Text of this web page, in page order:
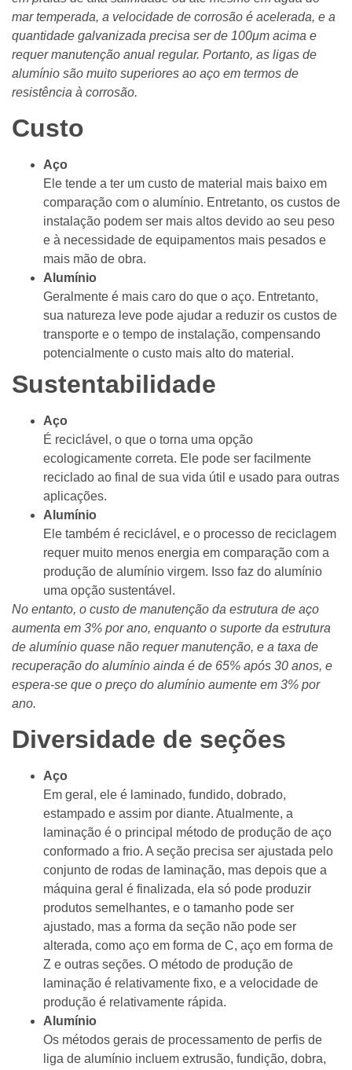
mar temperada, a velocidade de corrosão é acelerada, e a
quantidade galvanizada precisa ser de 100μm acima e
requer manutenção anual regular. Portanto, as ligas de
alumínio são muito superiores ao aço em termos de
resistência à corrosão.
Custo
Aço
Ele tende a ter um custo de material mais baixo em
comparação com o alumínio. Entretanto, os custos de
instalação podem ser mais altos devido ao seu peso
e à necessidade de equipamentos mais pesados e
mais mão de obra.
Alumínio
Geralmente é mais caro do que o aço. Entretanto,
sua natureza leve pode ajudar a reduzir os custos de
transporte e o tempo de instalação, compensando
potencialmente o custo mais alto do material.
Sustentabilidade
Aço
É reciclável, o que o torna uma opção
ecologicamente correta. Ele pode ser facilmente
reciclado ao final de sua vida útil e usado para outras
aplicações.
Alumínio
Ele também é reciclável, e o processo de reciclagem
requer muito menos energia em comparação com a
produção de alumínio virgem. Isso faz do alumínio
uma opção sustentável.
No entanto, o custo de manutenção da estrutura de aço
aumenta em 3% por ano, enquanto o suporte da estrutura
de alumínio quase não requer manutenção, e a taxa de
recuperação do alumínio ainda é de 65% após 30 anos, e
espera-se que o preço do alumínio aumente em 3% por
ano.
Diversidade de seções
Aço
Em geral, ele é laminado, fundido, dobrado,
estampado e assim por diante. Atualmente, a
laminação é o principal método de produção de aço
conformado a frio. A seção precisa ser ajustada pelo
conjunto de rodas de laminação, mas depois que a
máquina geral é finalizada, ela só pode produzir
produtos semelhantes, e o tamanho pode ser
ajustado, mas a forma da seção não pode ser
alterada, como aço em forma de C, aço em forma de
Z e outras seções. O método de produção de
laminação é relativamente fixo, e a velocidade de
produção é relativamente rápida.
Alumínio
Os métodos gerais de processamento de perfis de
liga de alumínio incluem extrusão, fundição, dobra,